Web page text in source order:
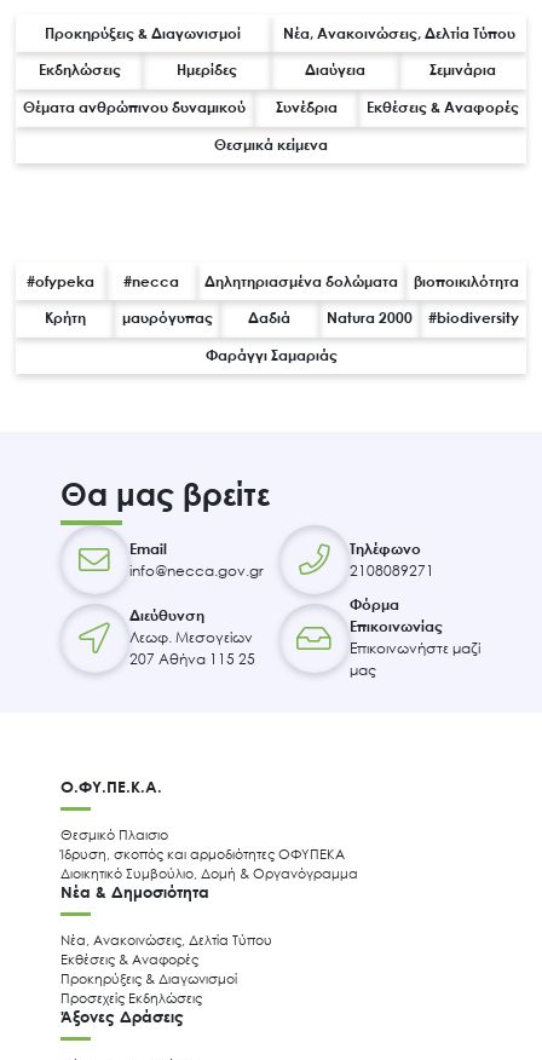
Άξονες δράσης
Μ.Δ.Π.Π.
Έργα
Εισιτήρια
Επικοινωνία
Προκηρύξεις & Διαγωνισμοί Νέα, Ανακοινώσεις, Δελτία Τύπου
Εκδηλώσεις Ημερίδες Διαύγεια Σεμινάρια
Θέματα ανθρώπινου δυναμικού Συνέδρια Εκθέσεις & Αναφορές
Θεσμικά κείμενα
#ofypeka #necca Δηλητηριασμένα δολώματα βιοποικιλότητα
Κρήτη μαυρόγυπας Δαδιά Natura 2000 #biodiversity
Φαράγγι Σαμαριάς
Θα μας βρείτε
Email
info@necca.gov.gr
Τηλέφωνο
2108089271
Διεύθυνση
Λεωφ. Μεσογείων
207 Αθήνα 115 25
Φόρμα
Επικοινωνίας
Επικοινωνήστε μαζί
μας
Ο.ΦΥ.ΠΕ.Κ.Α.
Θεσμικό Πλαισιο
Ίδρυση, σκοπός και αρμοδιότητες ΟΦΥΠΕΚΑ
Διοικητικό Συμβούλιο, Δομή & Οργανόγραμμα
Νέα & Δημοσιότητα
Νέα, Ανακοινώσεις, Δελτία Τύπου
Εκθέσεις & Αναφορές
Προκηρύξεις & Διαγωνισμοί
Προσεχείς Εκδηλώσεις
Άξονες Δράσεις